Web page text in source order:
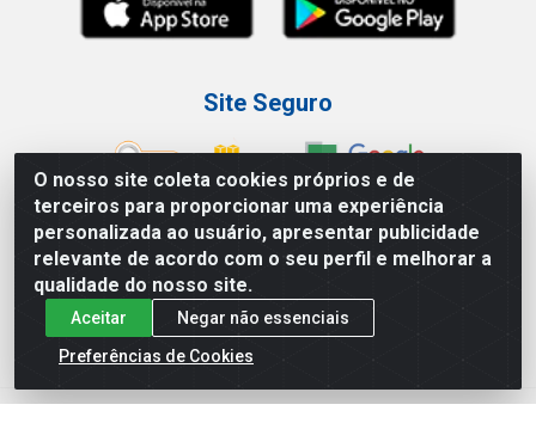
O nosso site coleta cookies próprios e de
terceiros para proporcionar uma experiência
personalizada ao usuário, apresentar publicidade
relevante de acordo com o seu perfil e melhorar a
qualidade do nosso site.
Aceitar
Negar não essenciais
Preferências de Cookies
Site Seguro
Loja / Showroom
Tel.: (11) 3227-0546
Av Vautier, 587/597 - Pari - São Paulo/SP